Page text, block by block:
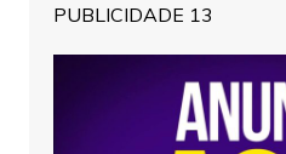
PUBLICIDADE 13